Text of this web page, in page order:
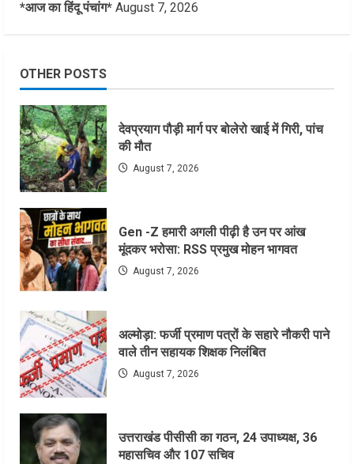
*आज का हिंदू पंचांग* August 7, 2026
OTHER POSTS
देवप्रयाग पौड़ी मार्ग पर बोलेरो खाई में गिरी, पांच
की मौत
August 7, 2026
Gen -Z हमारी अगली पीढ़ी है उन पर आंख
मूंदकर भरोसा: RSS प्रमुख मोहन भागवत
August 7, 2026
अल्मोड़ा: फर्जी प्रमाण पत्रों के सहारे नौकरी पाने
वाले तीन सहायक शिक्षक निलंबित
August 7, 2026
उत्तराखंड पीसीसी का गठन, 24 उपाध्यक्ष, 36
महासचिव और 107 सचिव